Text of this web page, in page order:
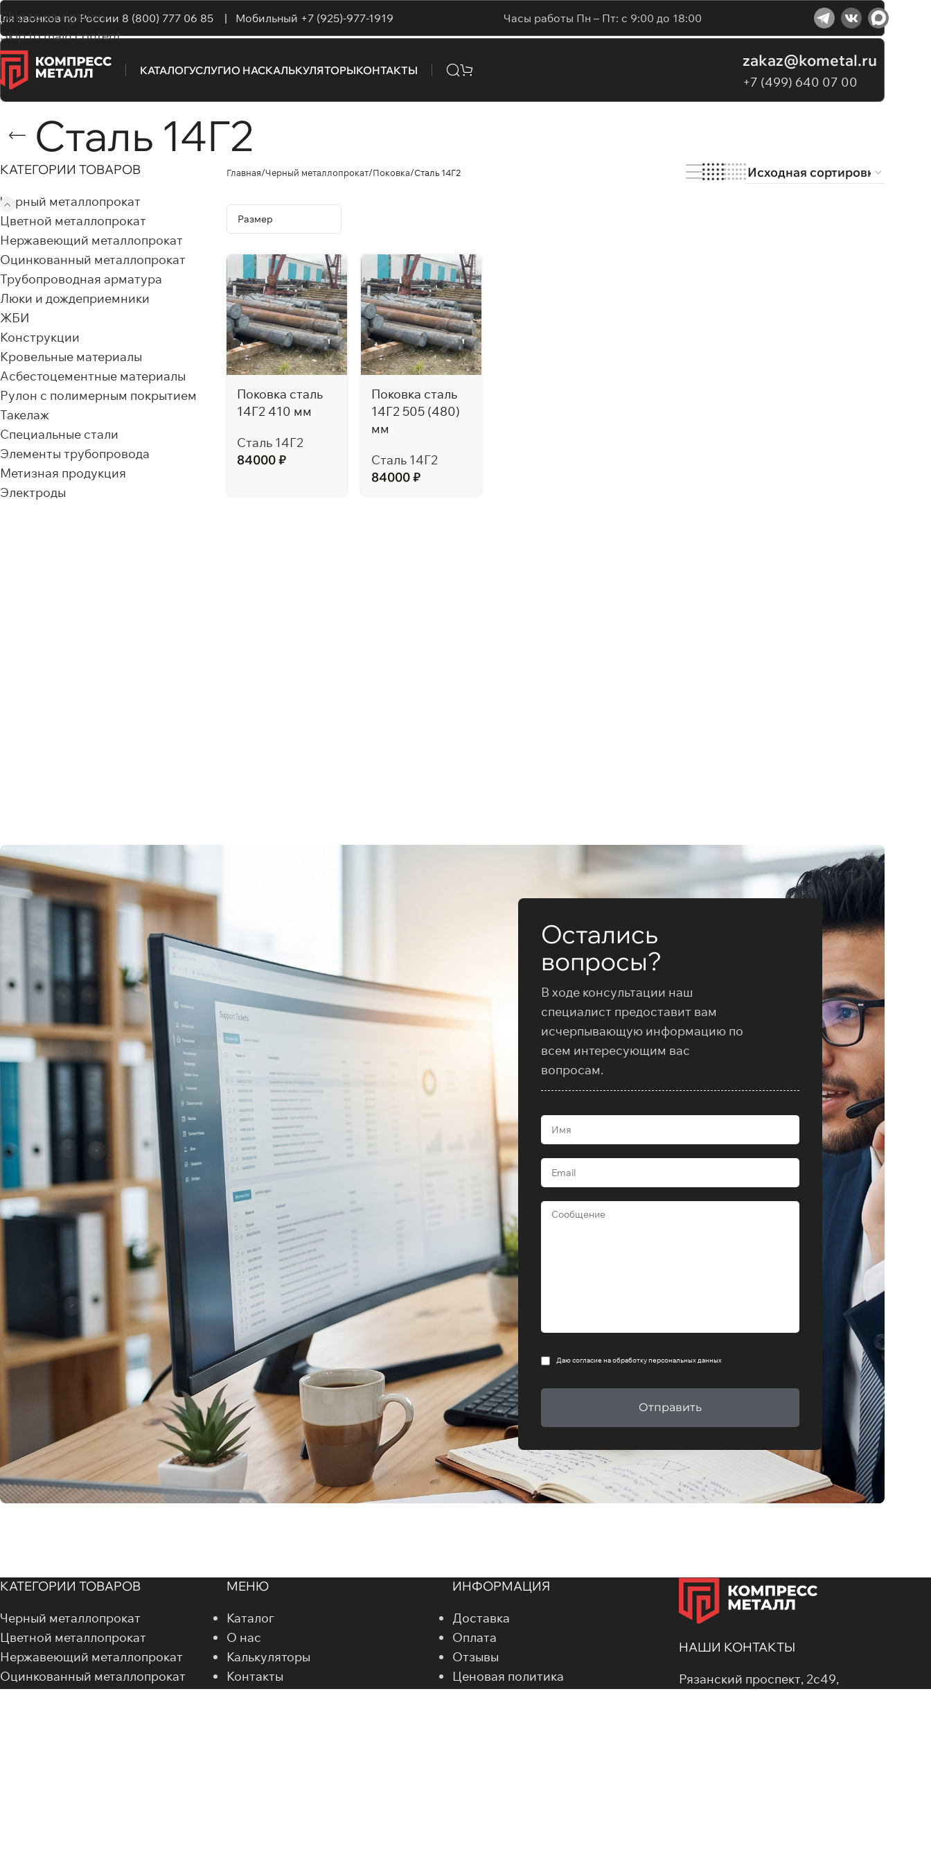
Skip to navigation
Skip to main content
звонков по России 8 (800) 777 06 85 | Мобильный +7 (925)-977-1919 Часы работы Пн – Пт: с 9:00 до 18:00
КАТАЛОГУСЛУГИО НАСКАЛЬКУЛЯТОРЫКОНТАКТЫ
zakaz@kometal.ru
+7 (499) 640 07 00
Сталь 14Г2
КАТЕГОРИИ ТОВАРОВ
Черный металлопрокат
Цветной металлопрокат
Нержавеющий металлопрокат
Оцинкованный металлопрокат
Трубопроводная арматура
Люки и дождеприемники
ЖБИ
Конструкции
Кровельные материалы
Асбестоцементные материалы
Рулон с полимерным покрытием
Такелаж
Специальные стали
Элементы трубопровода
Метизная продукция
Электроды
Главная Черный металлопрокат Поковка Сталь 14Г2
Поковка сталь
14Г2 410 мм
Сталь 14Г2
84000₽
Поковка сталь
14Г2 505 (480)
мм
Сталь 14Г2
84000₽
Остались
вопросы?
В ходе консультации наш
специалист предоставит вам
исчерпывающую информацию по
всем интересующим вас
вопросам.
Даю согласие наобработку персональных данных
Отправить
КАТЕГОРИИ ТОВАРОВ
Черный металлопрокат
Цветной металлопрокат
Нержавеющий металлопрокат
Оцинкованный металлопрокат
МЕНЮ
Каталог
О нас
Калькуляторы
Контакты
ИНФОРМАЦИЯ
Доставка
Оплата
Отзывы
Ценовая политика
НАШИ КОНТАКТЫ
Рязанский проспект, 2с49,